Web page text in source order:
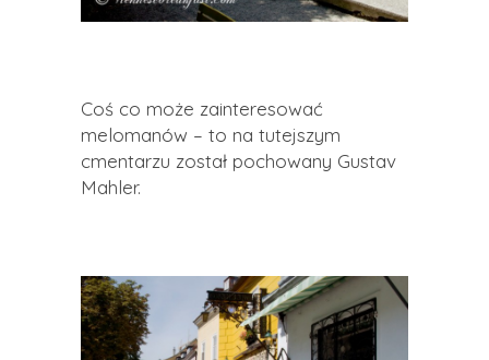
Coś co może zainteresować
melomanów – to na tutejszym
cmentarzu został pochowany Gustav
Mahler.